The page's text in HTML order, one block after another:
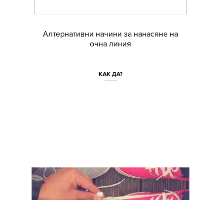
Алтернативни начини за нанасяне на
очна линия
КАК ДА?